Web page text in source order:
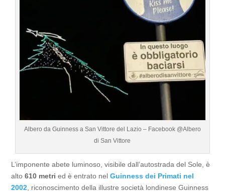
Albero da Guinness a San Vittore del Lazio – Facebook @Albero
di San Vittore
L’imponente abete luminoso, visibile dall’autostrada del Sole, è
alto610 metri ed è entrato nelGuinness dei Primati nel
2002 , riconoscimento della illustre società londinese Guinness